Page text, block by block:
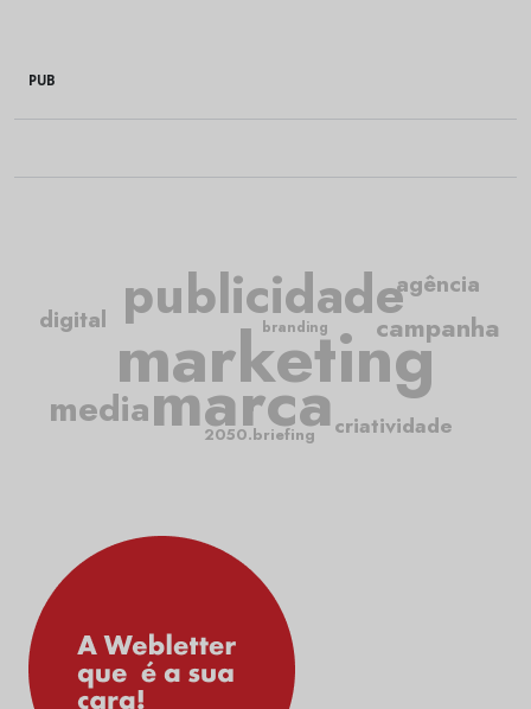
PUB
marketing
publicidade
marcacriatividade
campanha
media
agência
digital
2050.briefing
branding